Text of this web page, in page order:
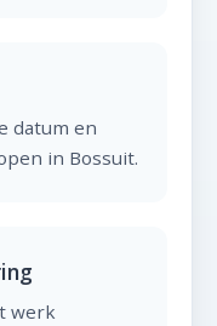
datum en
in Bossuit.
werk